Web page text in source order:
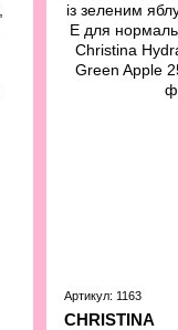
Артикул: 1163
CHRISTINA